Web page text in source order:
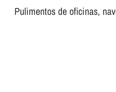
Pulimentos de oficinas,